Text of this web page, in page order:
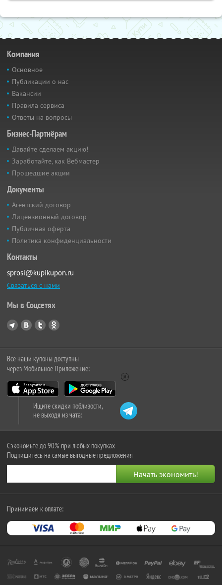
Компания
Основное
Публикации о нас
Вакансии
Правила сервиса
Ответы на вопросы
Бизнес-Партнёрам
Давайте сделаем акцию!
Заработайте, как Вебмастер
Прошедшие акции
Документы
Агентский договор
Лицензионный договор
Публичная оферта
Политика конфиденциальности
Контакты
sprosi@kupikupon.ru
Связаться с нами
Мы в Соцсетях
Все наши купоны доступны
через Мобильное Приложение:
Ищите скидки поблизости,
не выходя из чата:
Сэкономьте до 90% при любых покупках
Подпишитесь на самые выгодные предложения
Принимаем к оплате: